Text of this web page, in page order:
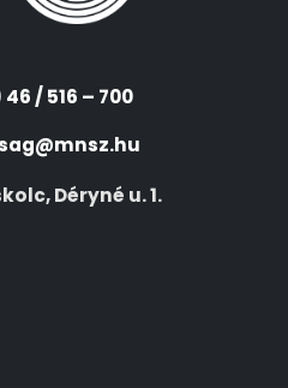
/ 516 – 700
Déryné u. 1.